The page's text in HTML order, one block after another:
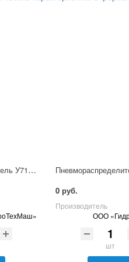
Пневмораспределитель У7124А
0 руб.
Производитель
ООО
шт